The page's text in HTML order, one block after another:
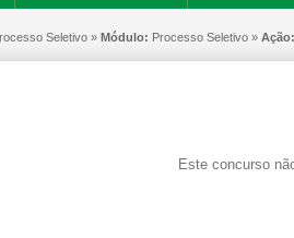
RECURSOS HUMANOS PROCESSOS
Seletivo » Módulo: Processo Seletivo »
Este concurso